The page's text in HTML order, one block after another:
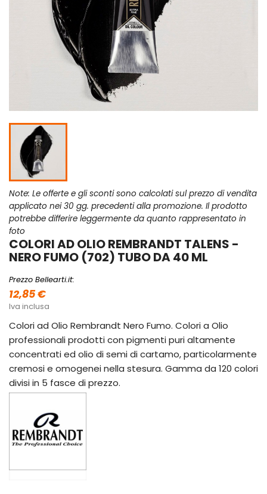
Note: Le offerte e gli sconti sono calcolati sul prezzo di vendita
applicato nei 30 gg. precedenti alla promozione. Il prodotto
potrebbe differire leggermente da quanto rappresentato in
foto
COLORI AD OLIO REMBRANDT TALENS -
NERO FUMO (702) TUBO DA 40 ML
Prezzo Bellearti.it:
12,85 €
Iva inclusa
Colori ad Olio Rembrandt Nero Fumo. Colori a Olio
professionali prodotti con pigmenti puri altamente
concentrati ed olio di semi di cartamo, particolarmente
cremosi e omogenei nella stesura. Gamma da 120 colori
divisi in 5 fasce di prezzo.